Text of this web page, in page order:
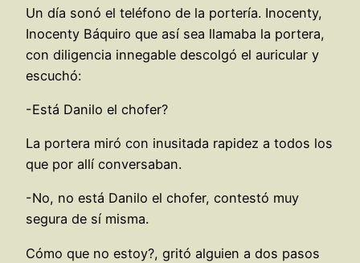
Un día sonó el teléfono de la portería. Inocenty,
Inocenty Báquiro que así sea llamaba la portera,
con diligencia innegable descolgó el auricular y
escuchó:
-Está Danilo el chofer?
La portera miró con inusitada rapidez a todos los
que por allí conversaban.
-No, no está Danilo el chofer, contestó muy
segura de sí misma.
Cómo que no estoy?, gritó alguien a dos pasos